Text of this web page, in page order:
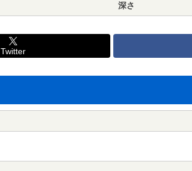
深さ
Twitter